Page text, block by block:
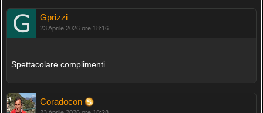
Gprizzi
23 Aprile 2026 ore 18:16
Spettacolare complimenti
Coradocon